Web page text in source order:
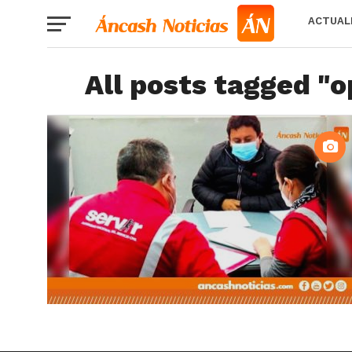
All posts tagged